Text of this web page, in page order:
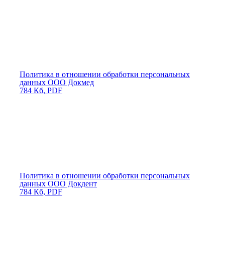
Политика в отношении обработки персональных
данных ООО Докмед
784 Кб, PDF
Политика в отношении обработки персональных
данных ООО Докдент
784 Кб, PDF